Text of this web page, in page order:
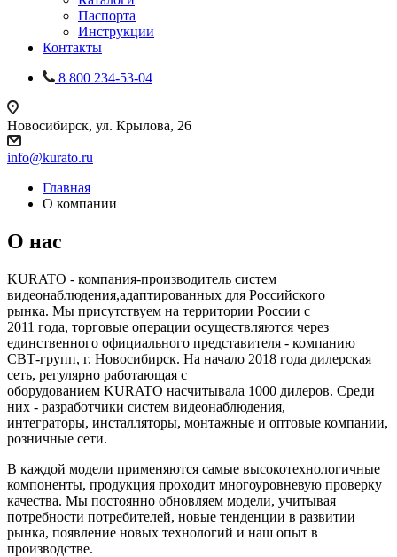
Паспорта
Инструкции
Контакты
8 800 234-53-04
Новосибирск, ул. Крылова, 26
info@kurato.ru
Главная
О компании
О нас
KURATO - компания-производитель систем
видеонаблюдения,адаптированных для Российского
рынка. Мы присутствуем на территории России с
2011 года, торговые операции осуществляются через
единственного официального представителя - компанию
СВТ-групп, г. Новосибирск. На начало 2018 года дилерская
сеть, регулярно работающая с
оборудованием KURATO насчитывала 1000 дилеров. Среди
них - разработчики систем видеонаблюдения,
интеграторы, инсталляторы, монтажные и оптовые компании,
розничные сети.
В каждой модели применяются самые высокотехнологичные
компоненты, продукция проходит многоуровневую проверку
качества. Мы постоянно обновляем модели, учитывая
потребности потребителей, новые тенденции в развитии
рынка, появление новых технологий и наш опыт в
производстве.